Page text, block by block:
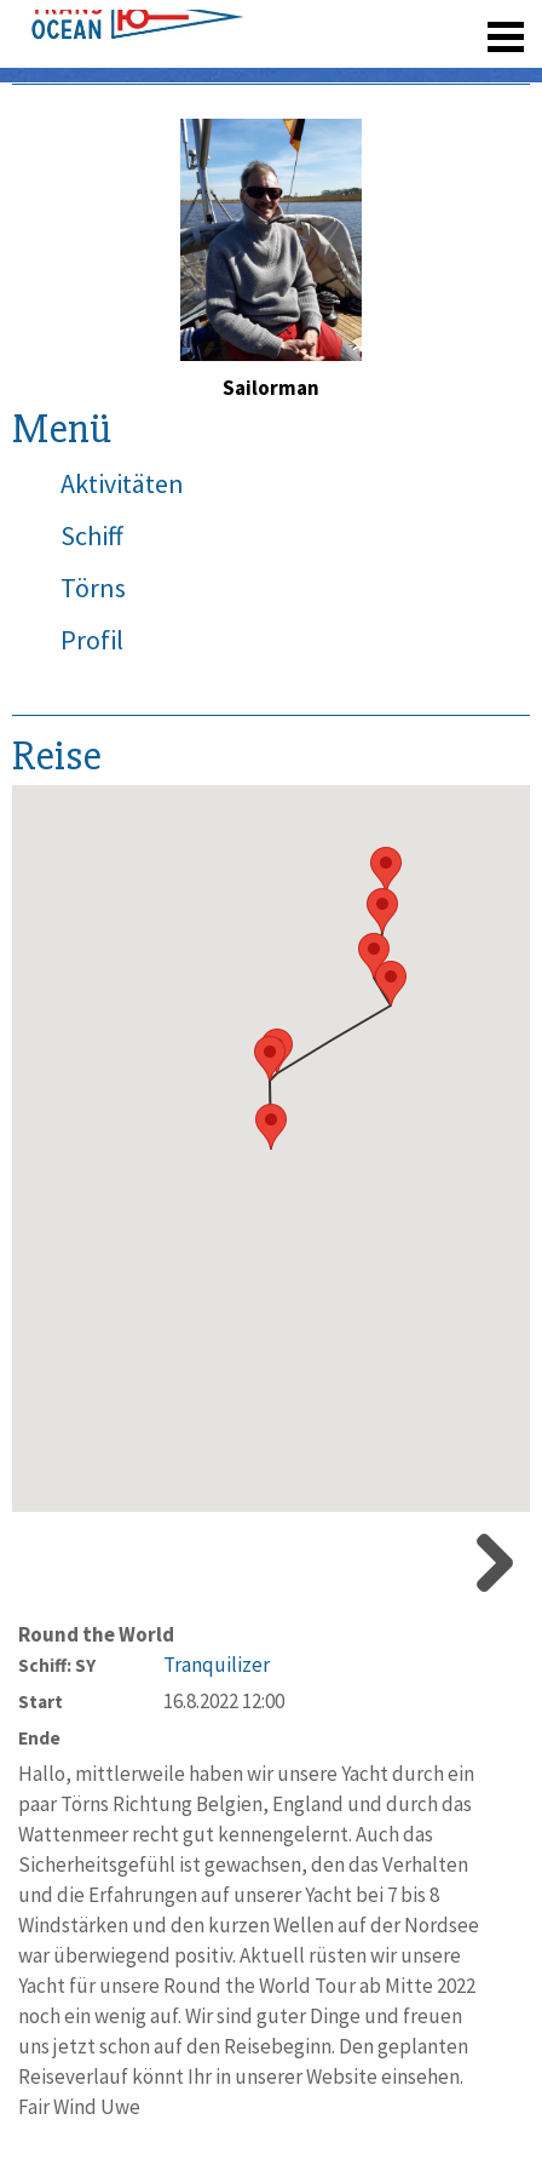
Sailorman
Menü
Aktivitäten
Schiff
Törns
Profil
Reise
Round the World
Schiff: SY Tranquilizer
Start 16.8.2022 12:00
Ende
Hallo, mittlerweile haben wir unsere Yacht durch ein
paar Törns Richtung Belgien, England und durch das
Wattenmeer recht gut kennengelernt. Auch das
Sicherheitsgefühl ist gewachsen, den das Verhalten
und die Erfahrungen auf unserer Yacht bei 7 bis 8
Windstärken und den kurzen Wellen auf der Nordsee
war überwiegend positiv. Aktuell rüsten wir unsere
Yacht für unsere Round the World Tour ab Mitte 2022
noch ein wenig auf. Wir sind guter Dinge und freuen
uns jetzt schon auf den Reisebeginn. Den geplanten
Reiseverlauf könnt Ihr in unserer Website einsehen.
Fair Wind Uwe